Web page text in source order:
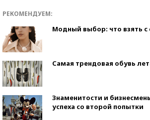
РЕКОМЕНДУЕМ:
Модный выбор: что взять с
Самая трендовая обувь
Знаменитости и
успеха со второй попытки